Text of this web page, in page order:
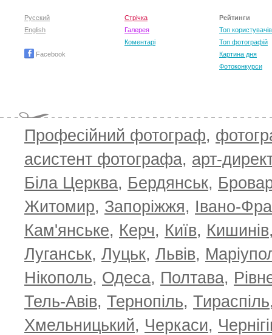
Русский
English
Facebook
Стрічка
Галерея
Коментарі
Рейтинги
Топ користувачів
Топ фотографій
Картина дня
Фотоконкурси
Професійний фотограф,
асистент фотографа, арт-
Біла Церква, Бердянськ,
Житомир, Запоріжжя, Івано-
Кам'янське, Керч, Київ, Кишинів
Луганськ, Луцьк, Львів,
Нікополь, Одеса, Полтава,
Тель-Авів, Тернопіль, Тираспіль
Хмельницький, Черкаси,